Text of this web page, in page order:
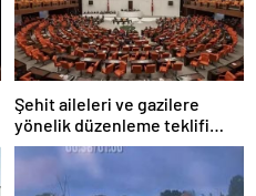
Şehit aileleri ve gazilere
yönelik düzenleme teklifi
Meclis’te kabul edildi